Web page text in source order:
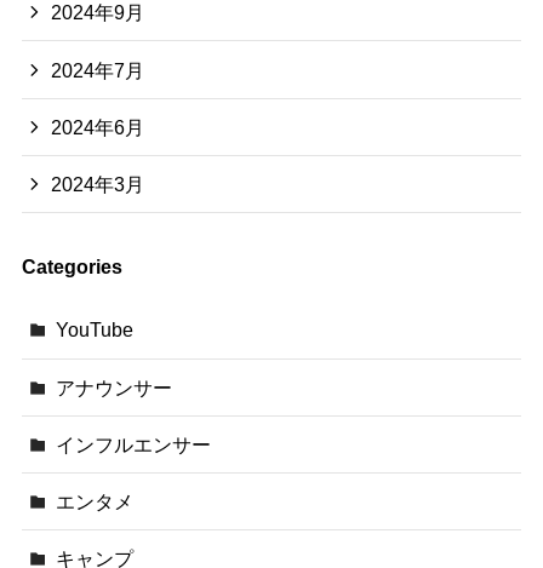
2024年9月
2024年7月
2024年6月
2024年3月
Categories
YouTube
アナウンサー
インフルエンサー
エンタメ
キャンプ